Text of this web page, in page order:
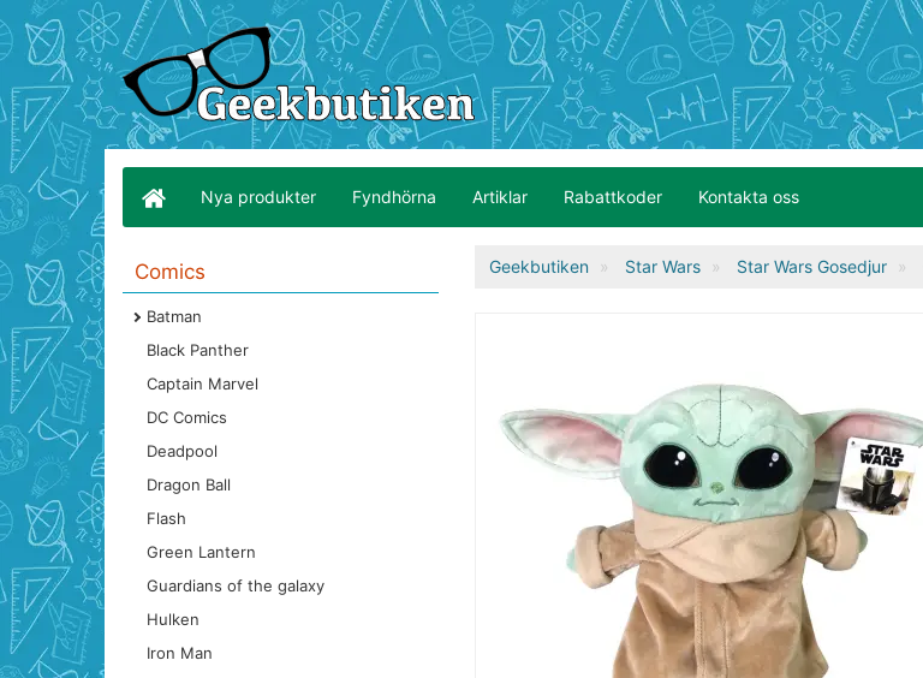
Nya produkter Fyndhörna Artiklar Rabattkoder Kontakta oss
Comics
Batman
Black Panther
Captain Marvel
DC Comics
Deadpool
Dragon Ball
Flash
Green Lantern
Guardians of the galaxy
Hulken
Iron Man
Geekbutiken Star Wars Star Wars Gosedjur